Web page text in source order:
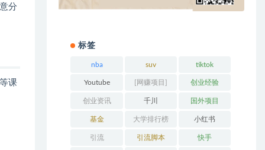
分
课
标签
nba suv tiktok
Youtube [网赚项目] 创业经验
创业资讯 千川 国外项目
基金 大学排行榜 小红书
引流 引流脚本 快手